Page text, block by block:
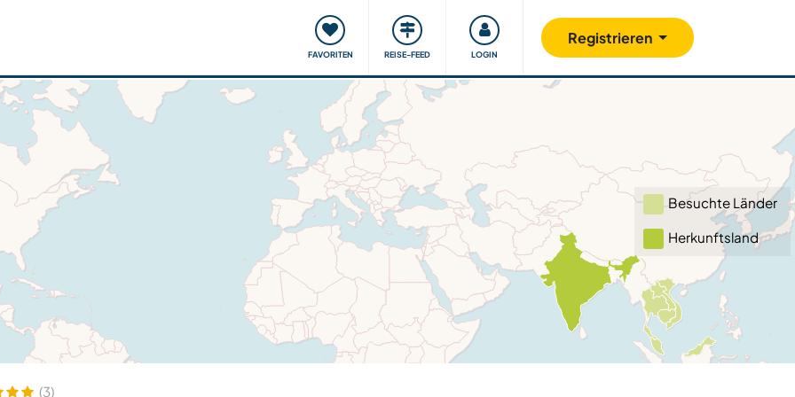
FAVORITEN REISE-FEED LOGIN
Registrieren
Reisen & Lernen Unsere Community Gutes tun
Besuchte Länder
Herkunftsland
(3)